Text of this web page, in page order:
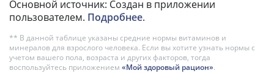
Основной источник: Создан в приложении
пользователем. Подробнее.
** В данной таблице указаны средние нормы витаминов и
минералов для взрослого человека. Если вы хотите узнать нормы с
учетом вашего пола, возраста и других факторов, тогда
воспользуйтесь приложением «Мой здоровый рацион».